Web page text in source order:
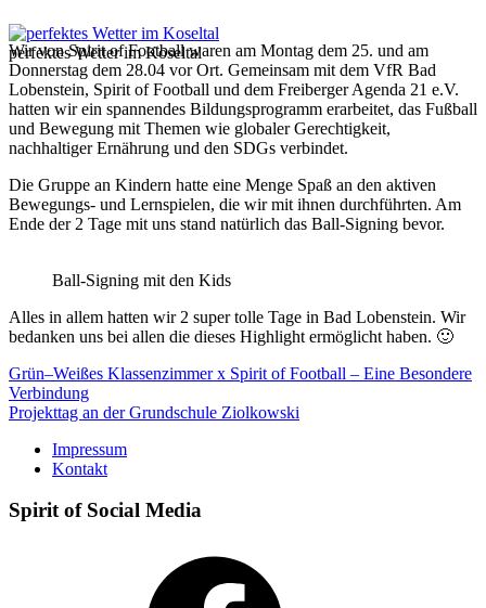
perfektes Wetter im Koseltal
Wir von Spirit of Football waren am Montag dem 25. und am
Donnerstag dem 28.04 vor Ort. Gemeinsam mit dem VfR Bad
Lobenstein, Spirit of Football und dem Freiberger Agenda 21 e.V.
hatten wir ein spannendes Bildungsprogramm erarbeitet, das Fußball
und Bewegung mit Themen wie globaler Gerechtigkeit,
nachhaltiger Ernährung und den SDGs verbindet.
Die Gruppe an Kindern hatte eine Menge Spaß an den aktiven
Bewegungs- und Lernspielen, die wir mit ihnen durchführten. Am
Ende der 2 Tage mit uns stand natürlich das Ball-Signing bevor.
Ball-Signing mit den Kids
Alles in allem hatten wir 2 super tolle Tage in Bad Lobenstein. Wir
bedanken uns bei allen die dieses Highlight ermöglicht haben. 🙂
Beitragsnavigation
Grün–Weißes Klassenzimmer x Spirit of Football – Eine Besondere
Verbindung
Projekttag an der Grundschule Ziolkowski
Impressum
Kontakt
Spirit of Social Media